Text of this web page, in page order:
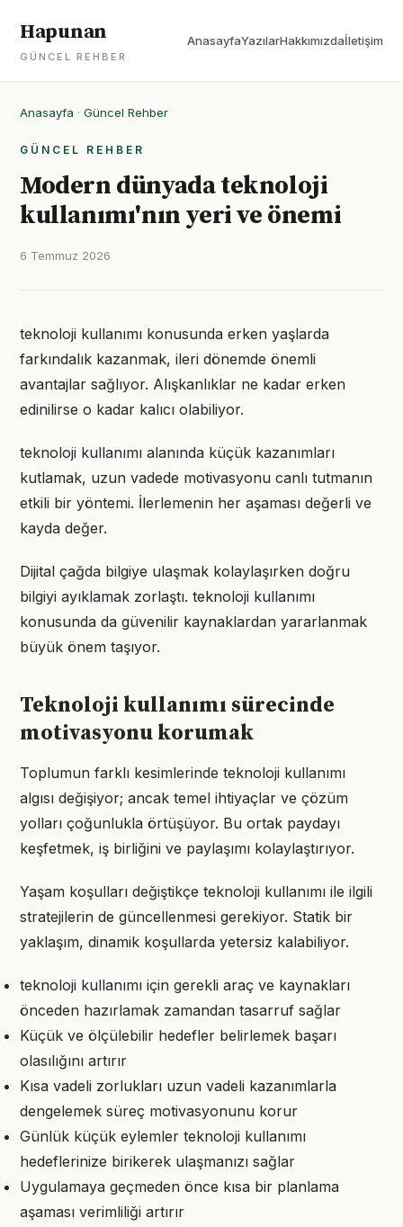
Hapunan
GÜNCEL REHBER
AnasayfaYazılarHakkımızdaİletişim
Anasayfa · Güncel Rehber
GÜNCEL REHBER
Modern dünyada teknoloji
kullanımı'nın yeri ve önemi
6 Temmuz 2026
teknoloji kullanımı konusunda erken yaşlarda
farkındalık kazanmak, ileri dönemde önemli
avantajlar sağlıyor. Alışkanlıklar ne kadar erken
edinilirse o kadar kalıcı olabiliyor.
teknoloji kullanımı alanında küçük kazanımları
kutlamak, uzun vadede motivasyonu canlı tutmanın
etkili bir yöntemi. İlerlemenin her aşaması değerli ve
kayda değer.
Dijital çağda bilgiye ulaşmak kolaylaşırken doğru
bilgiyi ayıklamak zorlaştı. teknoloji kullanımı
konusunda da güvenilir kaynaklardan yararlanmak
büyük önem taşıyor.
Teknoloji kullanımı sürecinde
motivasyonu korumak
Toplumun farklı kesimlerinde teknoloji kullanımı
algısı değişiyor; ancak temel ihtiyaçlar ve çözüm
yolları çoğunlukla örtüşüyor. Bu ortak paydayı
keşfetmek, iş birliğini ve paylaşımı kolaylaştırıyor.
Yaşam koşulları değiştikçe teknoloji kullanımı ile ilgili
stratejilerin de güncellenmesi gerekiyor. Statik bir
yaklaşım, dinamik koşullarda yetersiz kalabiliyor.
teknoloji kullanımı için gerekli araç ve kaynakları
önceden hazırlamak zamandan tasarruf sağlar
Küçük ve ölçülebilir hedefler belirlemek başarı
olasılığını artırır
Kısa vadeli zorlukları uzun vadeli kazanımlarla
dengelemek süreç motivasyonunu korur
Günlük küçük eylemler teknoloji kullanımı
hedeflerinize birikerek ulaşmanızı sağlar
Uygulamaya geçmeden önce kısa bir planlama
aşaması verimliliği artırır